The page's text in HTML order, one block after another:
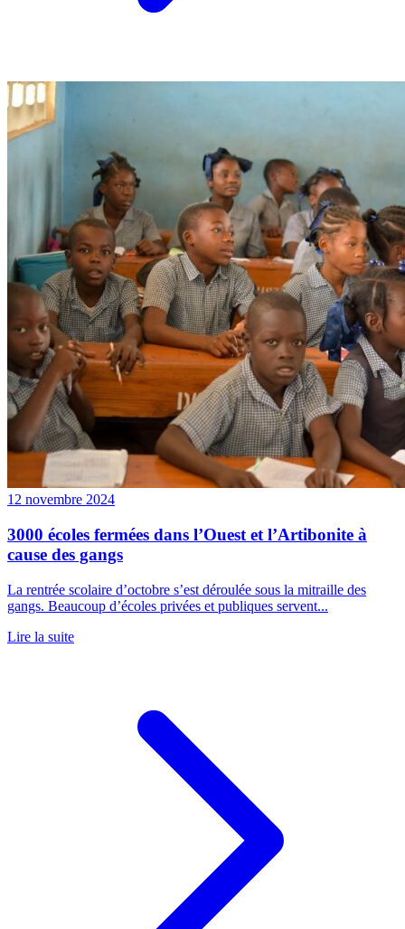
12 novembre 2024
3000 écoles fermées dans l’Ouest et l’Artibonite à
cause des gangs
La rentrée scolaire d’octobre s’est déroulée sous la mitraille des
gangs. Beaucoup d’écoles privées et publiques servent...
Lire la suite